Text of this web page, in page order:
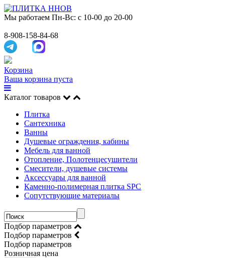
Мы работаем Пн-Вс: с 10-00 до 20-00
8-908-158-84-68
Корзина
Ваша корзина пуста
Каталог товаров
Плитка
Сантехника
Ванны
Душевые ограждения, кабины
Мебель для ванной
Отопление, Полотенцесушители
Смесители, душевые системы
Аксессуары для ванной
Каменно-полимерная плитка SPC
Сопутствующие материалы
Подбор параметров
Подбор параметров
Подбор параметров
Розничная цена